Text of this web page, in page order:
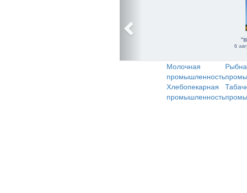
6
Молочная
промышленность
Хлебопекарная
промышленность